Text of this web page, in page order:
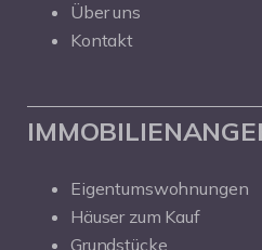
Über uns
Kontakt
Eigentumswohnungen
Häuser zum Kauf
Grundstücke